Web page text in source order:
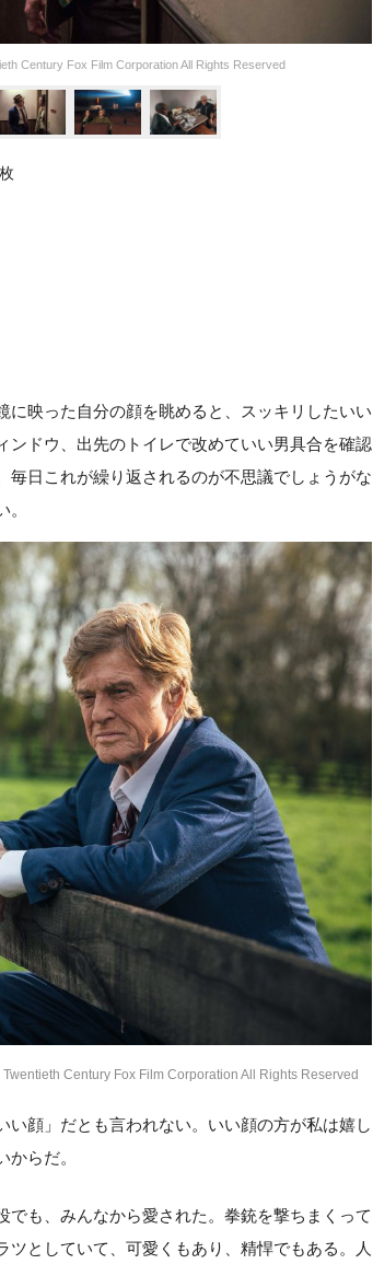
Century Fox Film Corporation All Rights Reserved
映った自分の顔を眺めると、スッキリしたいい
ドウ、出先のトイレで改めていい男具合を確認
毎日これが繰り返されるのが不思議でしょうがな
Century Fox Film Corporation All Rights Reserved
顔」だとも言われない。いい顔の方が私は嬉し
らだ。
も、みんなから愛された。拳銃を撃ちまくって
としていて、可愛くもあり、精悍でもある。人